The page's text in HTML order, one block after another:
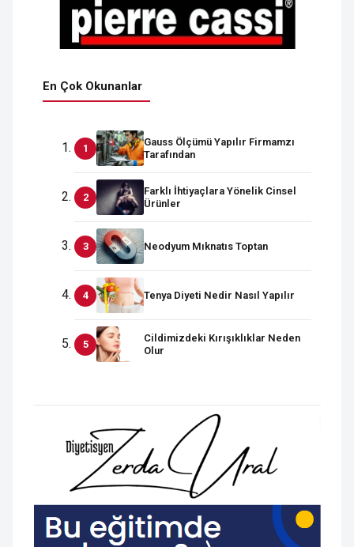
En Çok Okunanlar
Gauss Ölçümü Yapılır Firmamzı
Tarafından
Farklı İhtiyaçlara Yönelik Cinsel
Ürünler
Neodyum Mıknatıs Toptan
Tenya Diyeti Nedir Nasıl Yapılır
Cildimizdeki Kırışıklıklar Neden
Olur